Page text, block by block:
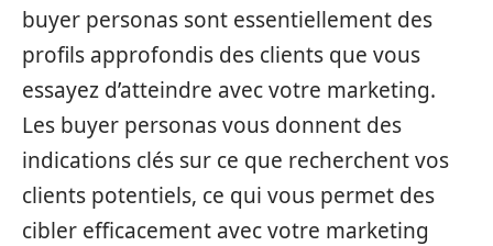
buyer personas sont essentiellement des
profils approfondis des clients que vous
essayez d’atteindre avec votre marketing.
Les buyer personas vous donnent des
indications clés sur ce que recherchent vos
clients potentiels, ce qui vous permet des
cibler efficacement avec votre marketing